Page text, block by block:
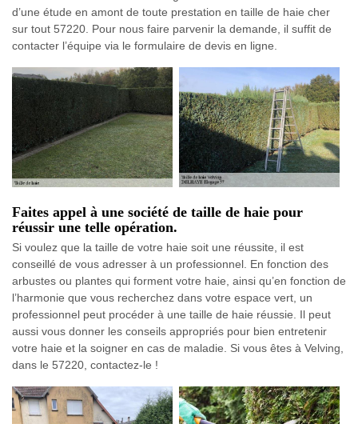
d’une étude en amont de toute prestation en taille de haie cher
sur tout 57220. Pour nous faire parvenir la demande, il suffit de
contacter l’équipe via le formulaire de devis en ligne.
Faites appel à une société de taille de haie pour
réussir une telle opération.
Si voulez que la taille de votre haie soit une réussite, il est
conseillé de vous adresser à un professionnel. En fonction des
arbustes ou plantes qui forment votre haie, ainsi qu’en fonction de
l’harmonie que vous recherchez dans votre espace vert, un
professionnel peut procéder à une taille de haie réussie. Il peut
aussi vous donner les conseils appropriés pour bien entretenir
votre haie et la soigner en cas de maladie. Si vous êtes à Velving,
dans le 57220, contactez-le !